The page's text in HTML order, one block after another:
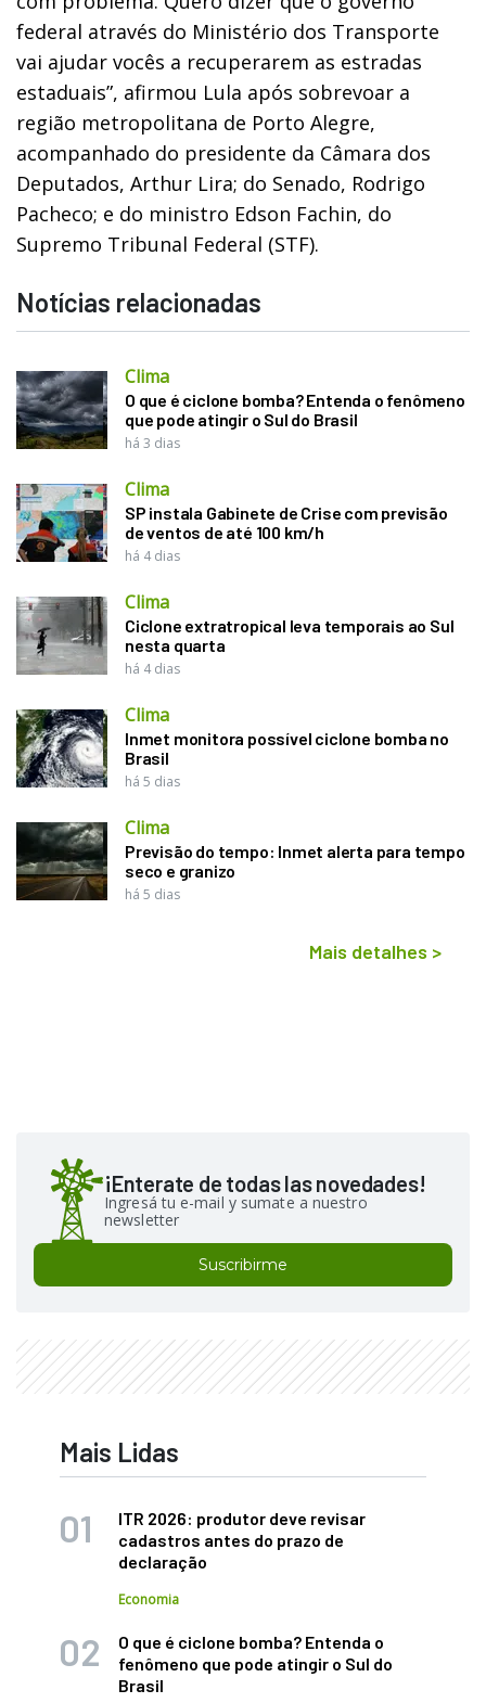
federal através do Ministério dos Transporte
vai ajudar vocês a recuperarem as estradas
estaduais”, afirmou Lula após sobrevoar a
região metropolitana de Porto Alegre,
acompanhado do presidente da Câmara dos
Deputados, Arthur Lira; do Senado, Rodrigo
Pacheco; e do ministro Edson Fachin, do
Supremo Tribunal Federal (STF).
Notícias relacionadas
Clima
O que é ciclone bomba? Entenda o fenômeno
que pode atingir o Sul do Brasil
há 3 dias
Clima
SP instala Gabinete de Crise com previsão
de ventos de até 100 km/h
há 4 dias
Clima
Ciclone extratropical leva temporais ao Sul
nesta quarta
há 4 dias
Clima
Inmet monitora possível ciclone bomba no
Brasil
há 5 dias
Clima
Previsão do tempo: Inmet alerta para tempo
seco e granizo
há 5 dias
Mais detalhes >
¡Enterate de todas las novedades!
Ingresá tu e-mail y sumate a nuestro
newsletter
Suscribirme
Mais Lidas
ITR 2026: produtor deve revisar
cadastros antes do prazo de
declaração
Economia
O que é ciclone bomba? Entenda o
fenômeno que pode atingir o Sul do
Brasil